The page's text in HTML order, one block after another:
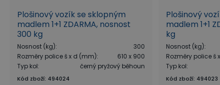
Plošinový vozík se sklopným
madlem 1+1 ZDARMA, nosnost
300 kg
Nosnost (kg):
300
Rozměry police š x d (mm):
610 x 900
Typ kol: černý pryžový běhoun
Kód zboží: 494024
Plošinový
madlem 1+1
kg
Nosnost (kg):
Rozměry police š
Typ kol:
Kód zboží: 494023